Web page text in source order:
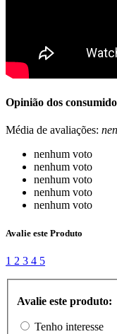
Opinião dos
Média de avaliações:
nenhum voto
nenhum voto
nenhum voto
nenhum voto
nenhum voto
Avalie este Produto
1 2 3 4 5
Avalie este produto:
Tenho interesse